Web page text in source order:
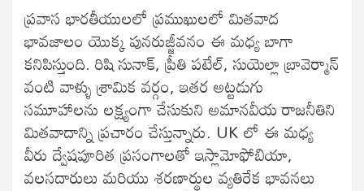
ప్రవాస భారతీయులలో ప్రముఖులలో మితవాద
భావజాలం యొక్క పునరుజ్జీవనం ఈ మధ్య బాగా
కనిపిస్తుంది. రిషి సునాక్, ప్రీతి పటేల్, సుయెల్లా బ్రావెర్మాన్
వంటి వాళ్ళు శ్రామిక వర్గం, ఇతర అట్టడుగు
సమూహాలను లక్ష్యంగా చేసుకుని అమానవీయ రాజనీతిని
మితవాదాన్ని ప్రచారం చేస్తున్నారు. UK లో ఈ మధ్య
వీరు ద్వేషపూరిత ప్రసంగాలతో ఇస్లామోఫోబియా,
వలసదారులు మరియు శరణార్థుల వ్యతిరేక భావనలు